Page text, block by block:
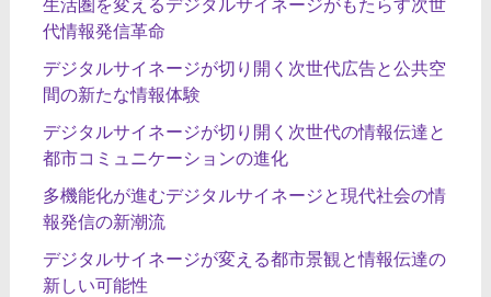
代情報発信革命
デジタルサイネージが切り開く次世代広告と公共空
間の新たな情報体験
デジタルサイネージが切り開く次世代の情報伝達と
都市コミュニケーションの進化
多機能化が進むデジタルサイネージと現代社会の情
報発信の新潮流
デジタルサイネージが変える都市景観と情報伝達の
新しい可能性